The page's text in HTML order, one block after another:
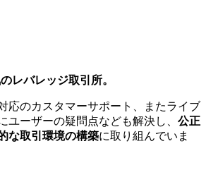
レバレッジ取引所。
応のカスタマーサポート、またライブ
ユーザーの疑問点なども解決し、 公正
な取引環境の構築に取り組んでいま